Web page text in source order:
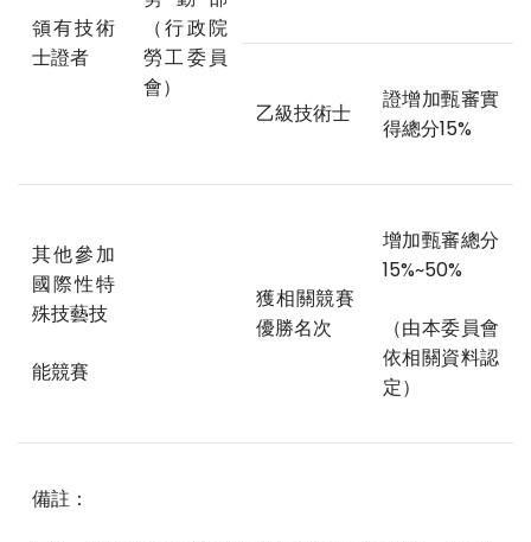
領有技術
士證者
（行政院
勞工委員
會）
乙級技術士
證增加甄審實
得總分15%
其他參加
國際性特
殊技藝技
能競賽
獲相關競賽
優勝名次
增加甄審總分
15%~50%
（由本委員會
依相關資料認
定）
備註：